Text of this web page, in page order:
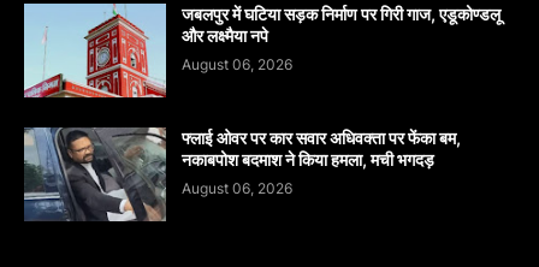
जबलपुर में घटिया सड़क निर्माण पर गिरी गाज, एडूकोण्डलू
और लक्ष्मैया नपे
August 06, 2026
फ्लाई ओवर पर कार सवार अधिवक्ता पर फेंका बम,
नकाबपोश बदमाश ने किया हमला, मची भगदड़
August 06, 2026